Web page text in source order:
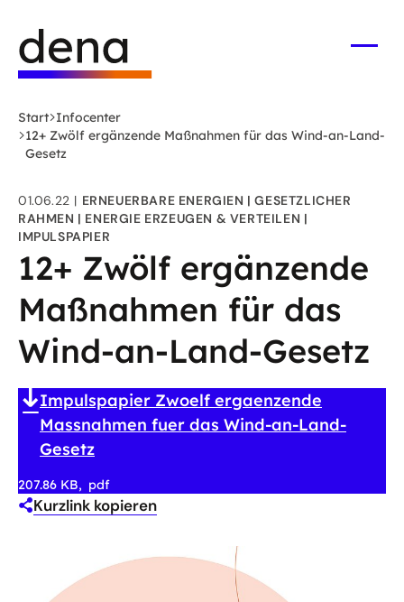
Hauptinhalt
springen
Deutsche
Energie-
Agentur
-
zur
Start Infocenter
12+ Zwölf ergänzende Maßnahmen für das Wind-an-Land-
Gesetz
01.06.22 ERNEUERBARE ENERGIEN
GESETZLICHER
RAHMEN
ENERGIE ERZEUGEN & VERTEILEN
IMPULSPAPIER
12+ Zwölf ergänzende
Maßnahmen für das
Wind-an-Land-Gesetz
Impulspapier Zwoelf ergaenzende
Massnahmen fuer das Wind-an-Land-
Gesetz
207.86 KB pdf
Kurzlink kopieren